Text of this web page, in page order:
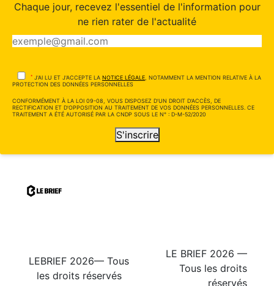
Chaque jour, recevez l'essentiel de l'information pour
ne rien rater de l'actualité
* J'AI LU ET J'ACCEPTE LA NOTICE LÉGALE, NOTAMMENT LA MENTION RELATIVE À LA
PROTECTION DES DONNÉES PERSONNELLES
CONFORMÉMENT À LA LOI 09-08, VOUS DISPOSEZ D'UN DROIT D'ACCÈS, DE
RECTIFICATION ET D'OPPOSITION AU TRAITEMENT DE VOS DONNÉES PERSONNELLES. CE
TRAITEMENT A ÉTÉ AUTORISÉ PAR LA CNDP SOUS LE N° : D-M-52/2020
S'inscrire
LEBRIEF 2026— Tous
les droits réservés
LE BRIEF 2026 —
Tous les droits
réservés